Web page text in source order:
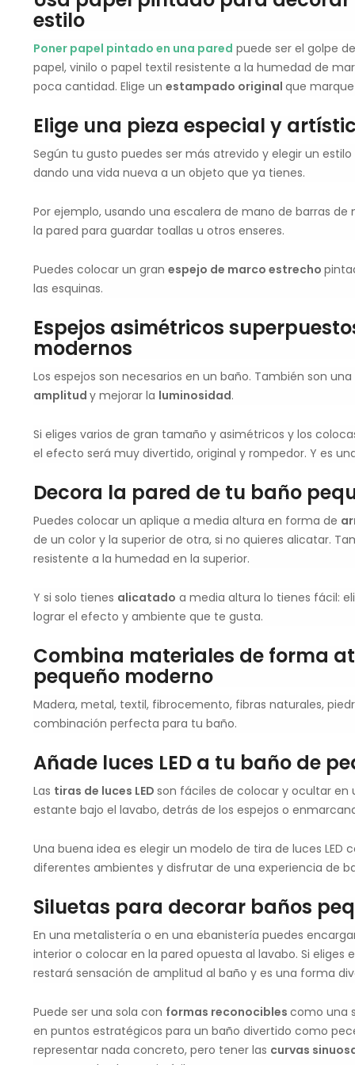
estilo
Poner papel pintado en una pared puede ser el golpe
papel, vinilo o papel textil resistente a la humedad de
poca cantidad. Elige un estampado original que
Elige una pieza especial y
Según tu gusto puedes ser más atrevido y elegir un
dando una vida nueva a un objeto que ya tienes.
Por ejemplo, usando una escalera de mano de barras
la pared para guardar toallas u otros enseres.
Puedes colocar un gran espejo de marco estrecho
las esquinas.
Espejos asimétricos
modernos
Los espejos son necesarios en un baño. También son
amplitud y mejorar la luminosidad.
Si eliges varios de gran tamaño y asimétricos y los
el efecto será muy divertido, original y rompedor. Y es
Decora la pared de tu baño
Puedes colocar un aplique a media altura en forma de
de un color y la superior de otra, si no quieres alicatar.
resistente a la humedad en la superior.
Y si solo tienes alicatado a media altura lo tienes fácil:
lograr el efecto y ambiente que te gusta.
Combina materiales de forma
pequeño moderno
Madera, metal, textil, fibrocemento, fibras naturales,
combinación perfecta para tu baño.
Añade luces LED a tu baño de
Las tiras de luces LED son fáciles de colocar y ocultar en
estante bajo el lavabo, detrás de los espejos o
Una buena idea es elegir un modelo de tira de luces LED
diferentes ambientes y disfrutar de una experiencia de
Siluetas para decorar baños
En una metalistería o en una ebanistería puedes
interior o colocar en la pared opuesta al lavabo. Si
restará sensación de amplitud al baño y es una forma
Puede ser una sola con formas reconocibles como una
en puntos estratégicos para un baño divertido como
representar nada concreto, pero tener las curvas